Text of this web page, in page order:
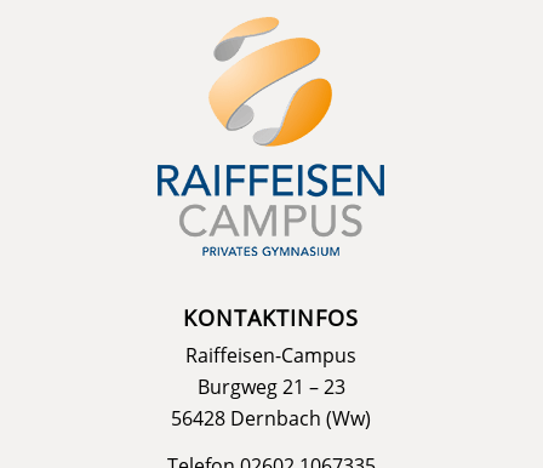
KONTAKTINFOS
Raiffeisen-Campus
Burgweg 21 – 23
56428 Dernbach (Ww)